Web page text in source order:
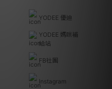
YODEE 優迪
YODEE 媽咪補
給站
FB社團
Instagram